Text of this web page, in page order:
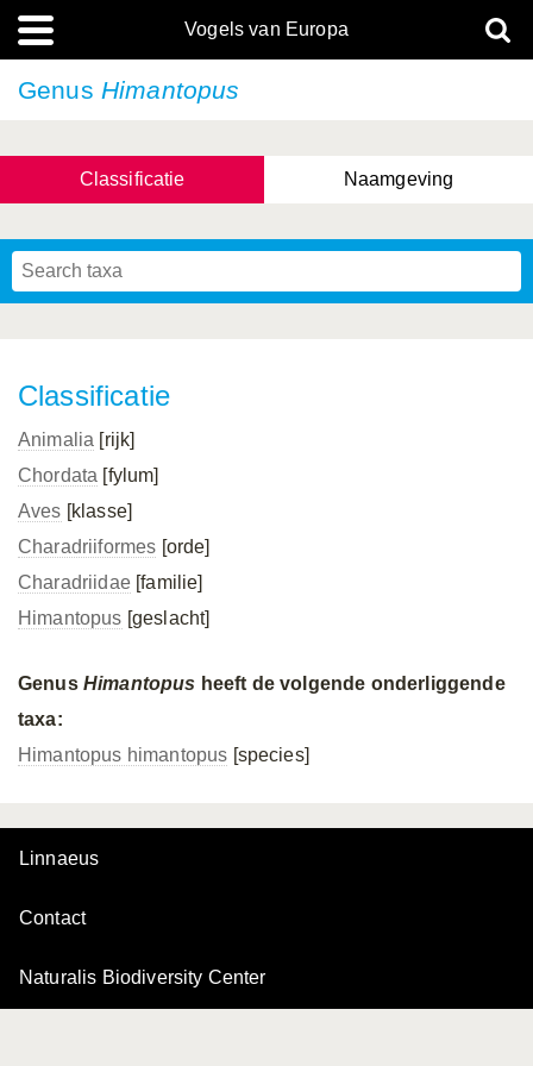
Vogels van Europa
Genus Himantopus
Classificatie Naamgeving
Classificatie
Animalia [rijk]
Chordata [fylum]
Aves [klasse]
Charadriiformes [orde]
Charadriidae[familie]
Himantopus [geslacht]
Genus Himantopus heeft de volgende onderliggende
taxa:
Himantopus himantopus [species]
Linnaeus
Contact
Naturalis Biodiversity Center